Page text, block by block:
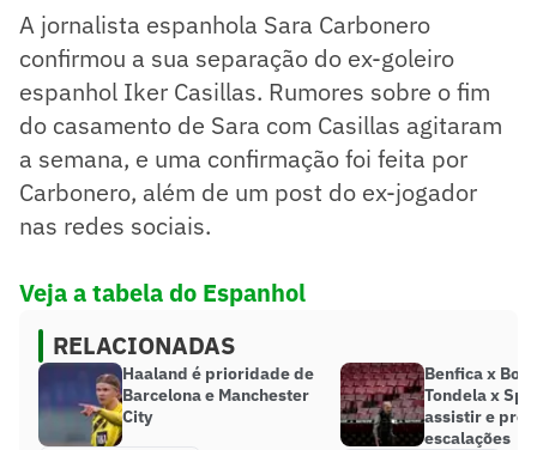
A jornalista espanhola Sara Carbonero
confirmou a sua separação do ex-goleiro
espanhol Iker Casillas. Rumores sobre o fim
do casamento de Sara com Casillas agitaram
a semana, e uma confirmação foi feita por
Carbonero, além de um post do ex-jogador
nas redes sociais.
Veja a tabela do Espanhol
RELACIONADAS
Haaland é prioridade de
Barcelona e Manchester
City
Benfica x
Tondela x
assistir e
escalações